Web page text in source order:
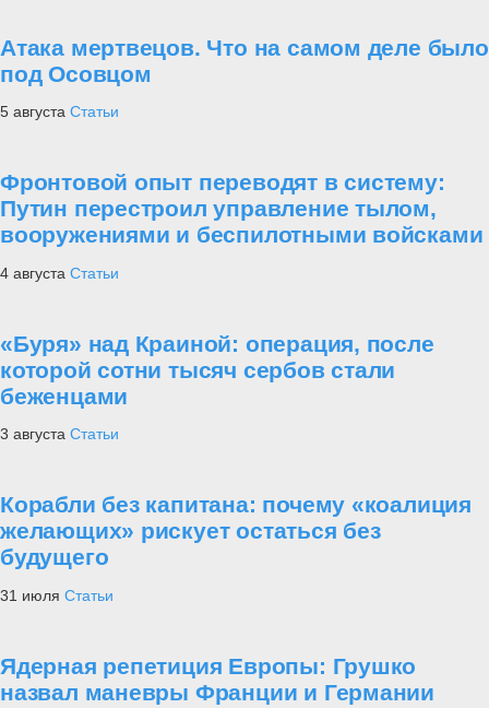
Атака мертвецов. Что на самом деле было
под Осовцом
5 августа Статьи
Фронтовой опыт переводят в систему:
Путин перестроил управление тылом,
вооружениями и беспилотными войсками
4 августа Статьи
«Буря» над Краиной: операция, после
которой сотни тысяч сербов стали
беженцами
3 августа Статьи
Корабли без капитана: почему «коалиция
желающих» рискует остаться без
будущего
31 июля Статьи
Ядерная репетиция Европы: Грушко
назвал маневры Франции и Германии